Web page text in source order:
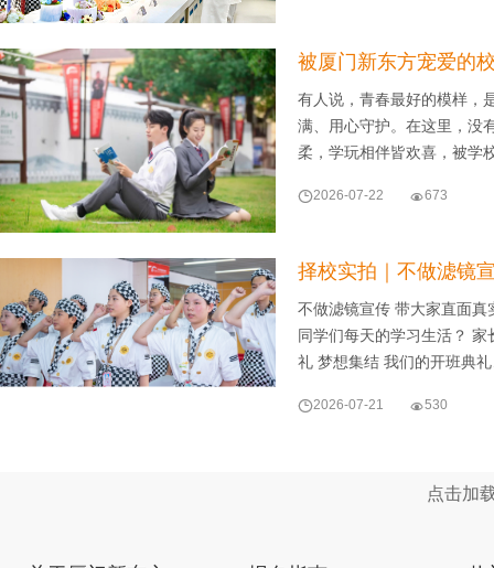
被厦门新东方宠爱的
有人说，青春最好的模样，
满、用心守护。在这里，没
柔，学玩相伴皆欢喜，被
2026-07-22 673
择校实拍｜不做滤镜
不做滤镜宣传 带大家直面
同学们每天的学习生活？
礼 梦想集结 我们的开班典
2026-07-21 530
点击加